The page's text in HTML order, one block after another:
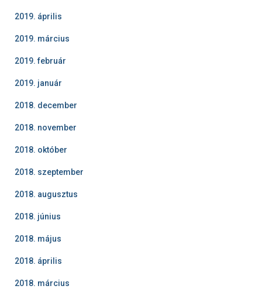
2019. április
2019. március
2019. február
2019. január
2018. december
2018. november
2018. október
2018. szeptember
2018. augusztus
2018. június
2018. május
2018. április
2018. március